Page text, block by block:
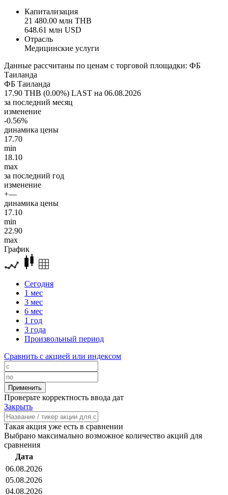
Капитализация
21 480.00 млн THB
648.61 млн USD
Отрасль
Медицинские услуги
Данные рассчитаны по ценам с торговой площадки: ФБ
Таиланда
ФБ Таиланда
17.90 THB (0.00%) LAST на 06.08.2026
за последний месяц
изменение
-0.56%
динамика цены
17.70
min
18.10
max
за последний год
изменение
+—
динамика цены
17.10
min
22.90
max
График
Сегодня
1 мес
3 мес
6 мес
1 год
3 года
Произвольный период
Сравнить с акцией или индексом
Проверьте корректность ввода дат
Закрыть
Такая акция уже есть в сравнении
Выбрано максимально возможное количество акций для
сравнения
Дата
06.08.2026
05.08.2026
04.08.2026